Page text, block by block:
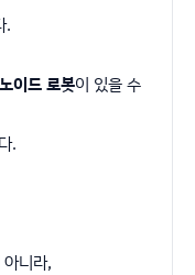
.
이드 로봇이 있을 수
.
니라,